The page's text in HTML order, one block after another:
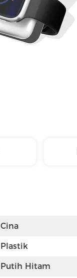
Cina
Plastik
Putih Hitam